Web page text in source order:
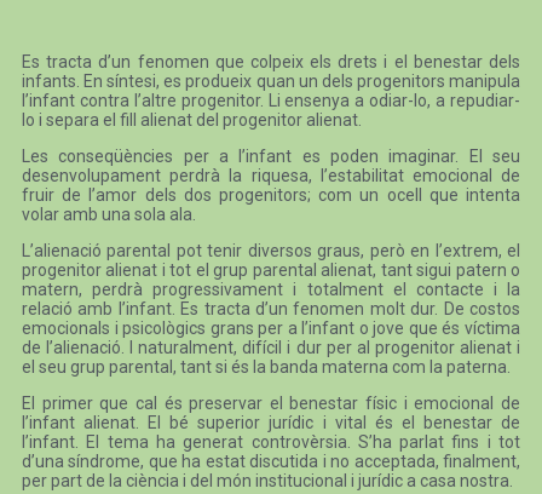
Es tracta d’un fenomen que colpeix els drets i el benestar dels
infants. En síntesi, es produeix quan un dels progenitors manipula
l’infant contra l’altre progenitor. Li ensenya a odiar-lo, a repudiar-
lo i separa el fill alienat del progenitor alienat.
Les conseqüències per a l’infant es poden imaginar. El seu
desenvolupament perdrà la riquesa, l’estabilitat emocional de
fruir de l’amor dels dos progenitors; com un ocell que intenta
volar amb una sola ala.
L’alienació parental pot tenir diversos graus, però en l’extrem, el
progenitor alienat i tot el grup parental alienat, tant sigui patern o
matern, perdrà progressivament i totalment el contacte i la
relació amb l’infant. Es tracta d’un fenomen molt dur. De costos
emocionals i psicològics grans per a l’infant o jove que és víctima
de l’alienació. I naturalment, difícil i dur per al progenitor alienat i
el seu grup parental, tant si és la banda materna com la paterna.
El primer que cal és preservar el benestar físic i emocional de
l’infant alienat. El bé superior jurídic i vital és el benestar de
l’infant. El tema ha generat controvèrsia. S’ha parlat fins i tot
d’una síndrome, que ha estat discutida i no acceptada, finalment,
per part de la ciència i del món institucional i jurídic a casa nostra.